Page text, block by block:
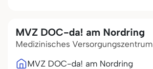
MVZ DOC-da! am Nordring
Medizinisches Versorgungszentrum
MVZ DOC-da! am Nordring